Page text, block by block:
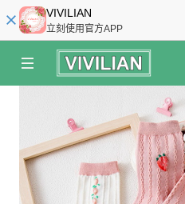
VIVILIAN
立刻使用官方APP